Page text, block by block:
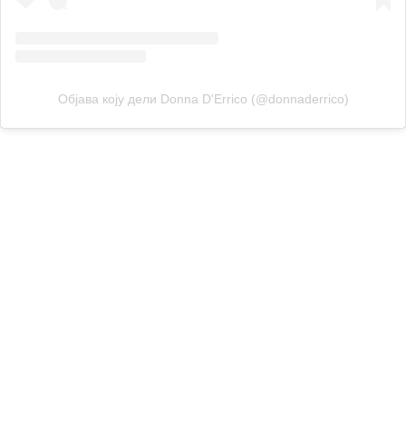
Објава коју дели Donna D'Errico (@donnaderrico)